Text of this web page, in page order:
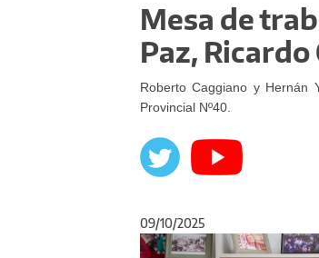
Mesa de
Paz,
Roberto Caggiano y
Provincial Nº40.
09/10/2025
Anterior